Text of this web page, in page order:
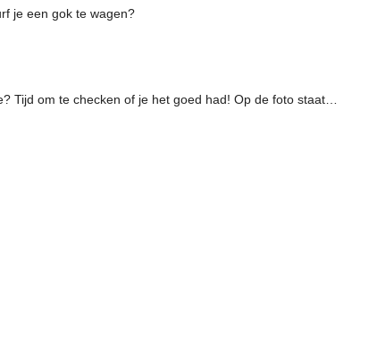
je een gok te wagen?
Tijd om te checken of je het goed had! Op de foto staat…